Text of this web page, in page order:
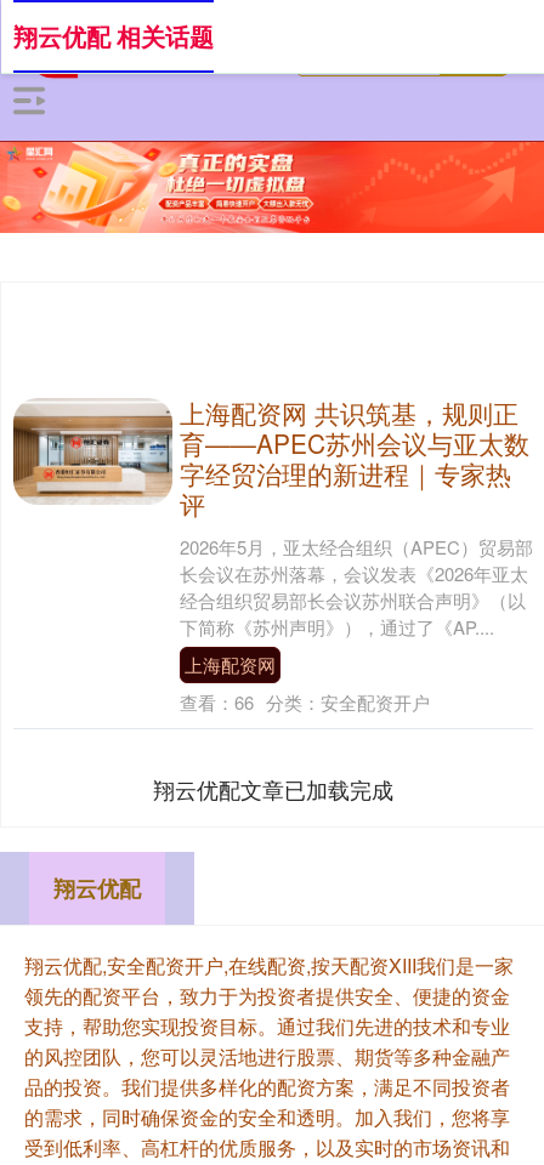
翔云优配 相关话题
上海配资网 共识筑基，规则正
育——APEC苏州会议与亚太数
字经贸治理的新进程｜专家热
评
2026年5月，亚太经合组织（APEC）贸易部
长会议在苏州落幕，会议发表《2026年亚太
经合组织贸易部长会议苏州联合声明》（以
下简称《苏州声明》），通过了《AP....
上海配资网
查看： 66 分类： 安全配资开户
翔云优配文章已加载完成
翔云优配
翔云优配,安全配资开户,在线配资,按天配资XIII‌我们是一家
领先的配资平台，致力于为投资者提供安全、便捷的资金
支持，帮助您实现投资目标。通过我们先进的技术和专业
的风控团队，您可以灵活地进行股票、期货等多种金融产
品的投资。我们提供多样化的配资方案，满足不同投资者
的需求，同时确保资金的安全和透明。加入我们，您将享
受到低利率、高杠杆的优质服务，以及实时的市场资讯和